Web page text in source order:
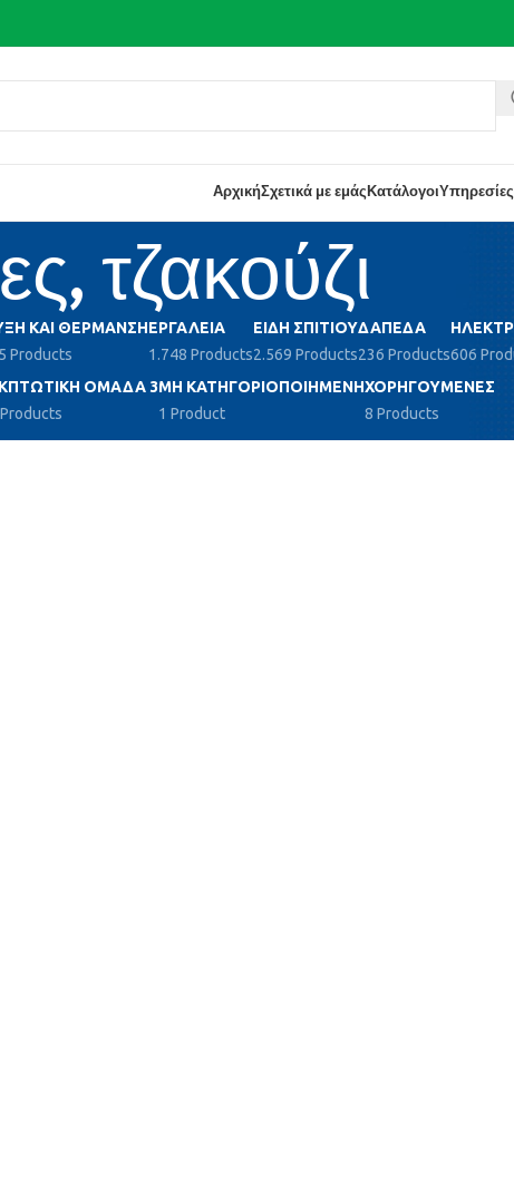
ΑρχικήΣχετικά με εμάςΚατάλογοιΥπηρεσίες
τζακούζι
ΚΑΙ ΘΈΡΜΑΝΣΗ
Products
ΕΡΓΑΛΕΊΑ
1.748 Products
ΕΊΔΗ ΣΠΙΤΙΟΎ
2.569 Products
ΔΆΠΕΔΑ
236 Products606
ΟΜΆΔΑ 3ΜΗ ΚΑΤΗΓΟΡΙΟΠΟΙΗΜΈΝΗ
1 Product
ΧΟΡΗΓΟΎΜΕΝΕΣ
8 Products